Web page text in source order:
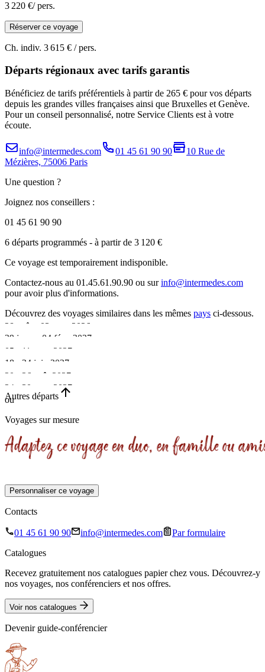
3 220 €/ pers.
Réserver ce voyage
Ch. indiv. 3 615 € / pers.
Départs régionaux avec tarifs garantis
Bénéficiez de tarifs préférentiels à partir de 265 € pour vos départs
depuis les grandes villes françaises ainsi que Bruxelles et Genève.
Pour un conseil personnalisé, notre Service Clients est à votre
écoute.
info@intermedes.com 01 45 61 90 90
10 Rue de
Mézières, 75006 Paris
Une question ?
Joignez nos conseillers :
01 45 61 90 90
6 départs programmés - à partir de 3 120 €
Ce voyage est temporairement indisponible.
Contactez-nous au 01.45.61.90.90 ou surinfo@intermedes.com
pour avoir plus d'informations.
Découvrez des voyages similaires dans les mêmes pays ci-dessous.
28 août - 03 sept. 2026
•
Sur demande
29 janv. - 04 févr. 2027
•
Départ garanti
05 - 11 mars 2027
•
7 jours
18 - 24 juin 2027
•
7 jours
Départ garanti
20 - 26 août 2027
•
7 jours
24 - 30 sept. 2027
7 jours
Autres départs
ou
Voyages sur mesure
Personnaliser ce voyage
Contacts
01 45 61 90 90 info@intermedes.com
Par formulaire
Catalogues
Recevez gratuitement nos catalogues papier chez vous. Découvrez-y
nos voyages, nos conférenciers et nos offres.
Voir nos catalogues
Devenir guide-conférencier